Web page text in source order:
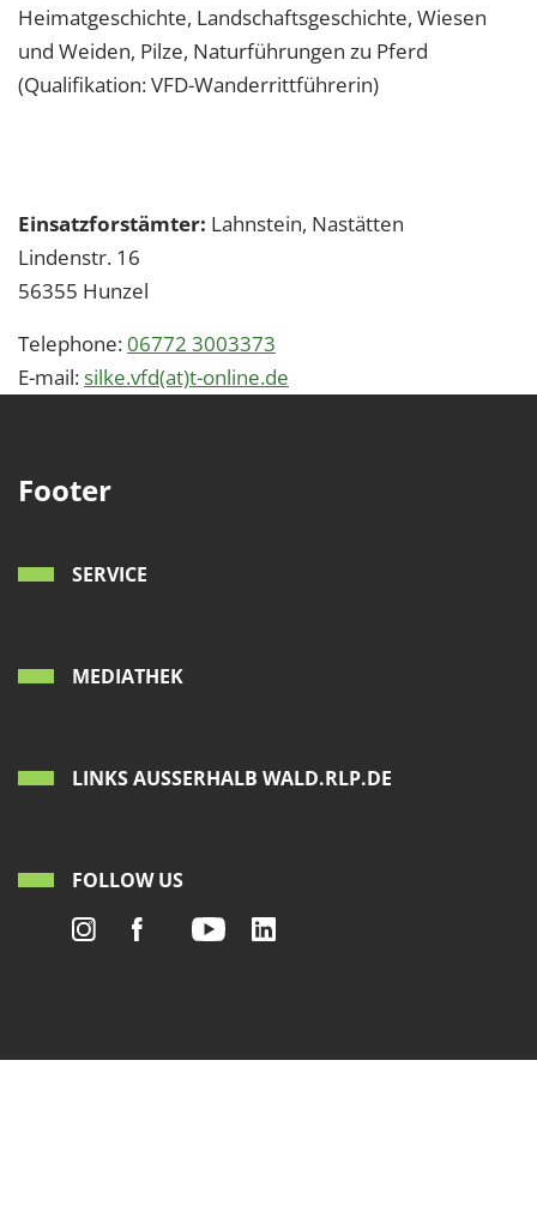
Heimatgeschichte, Landschaftsgeschichte, Wiesen
und Weiden, Pilze, Naturführungen zu Pferd
(Qualifikation: VFD-Wanderrittführerin)
Einsatzforstämter: Lahnstein, Nastätten
Lindenstr. 16
56355 Hunzel
Telephone:06772 3003373
E-mail:silke.vfd(at)t-online.de
Footer
SERVICE
MEDIATHEK
LINKS AUSSERHALB WALD.RLP.DE
FOLLOW US